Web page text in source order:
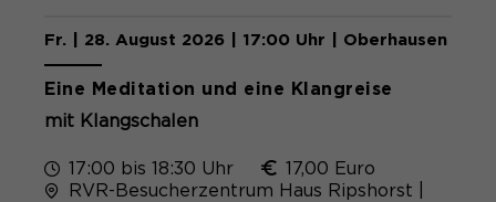
Fr. | 28. August 2026 | 17:00 Uhr | Oberhausen
Eine Meditation und eine Klangreise
mit Klangschalen
17:00 bis 18:30 Uhr
17,00 Euro
RVR-Besucherzentrum Haus Ripshorst |